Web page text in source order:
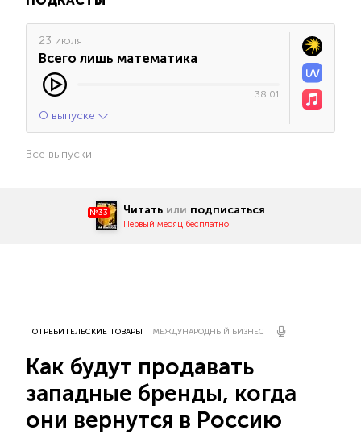
23 июля
Всего лишь математика
38:01
О выпуске
Все выпуски
№33 Читать или подписаться
Первый месяц бесплатно
ПОТРЕБИТЕЛЬСКИЕ ТОВАРЫ МЕЖДУНАРОДНЫЙ БИЗНЕС
Как будут продавать
западные бренды, когда
они вернутся в Россию